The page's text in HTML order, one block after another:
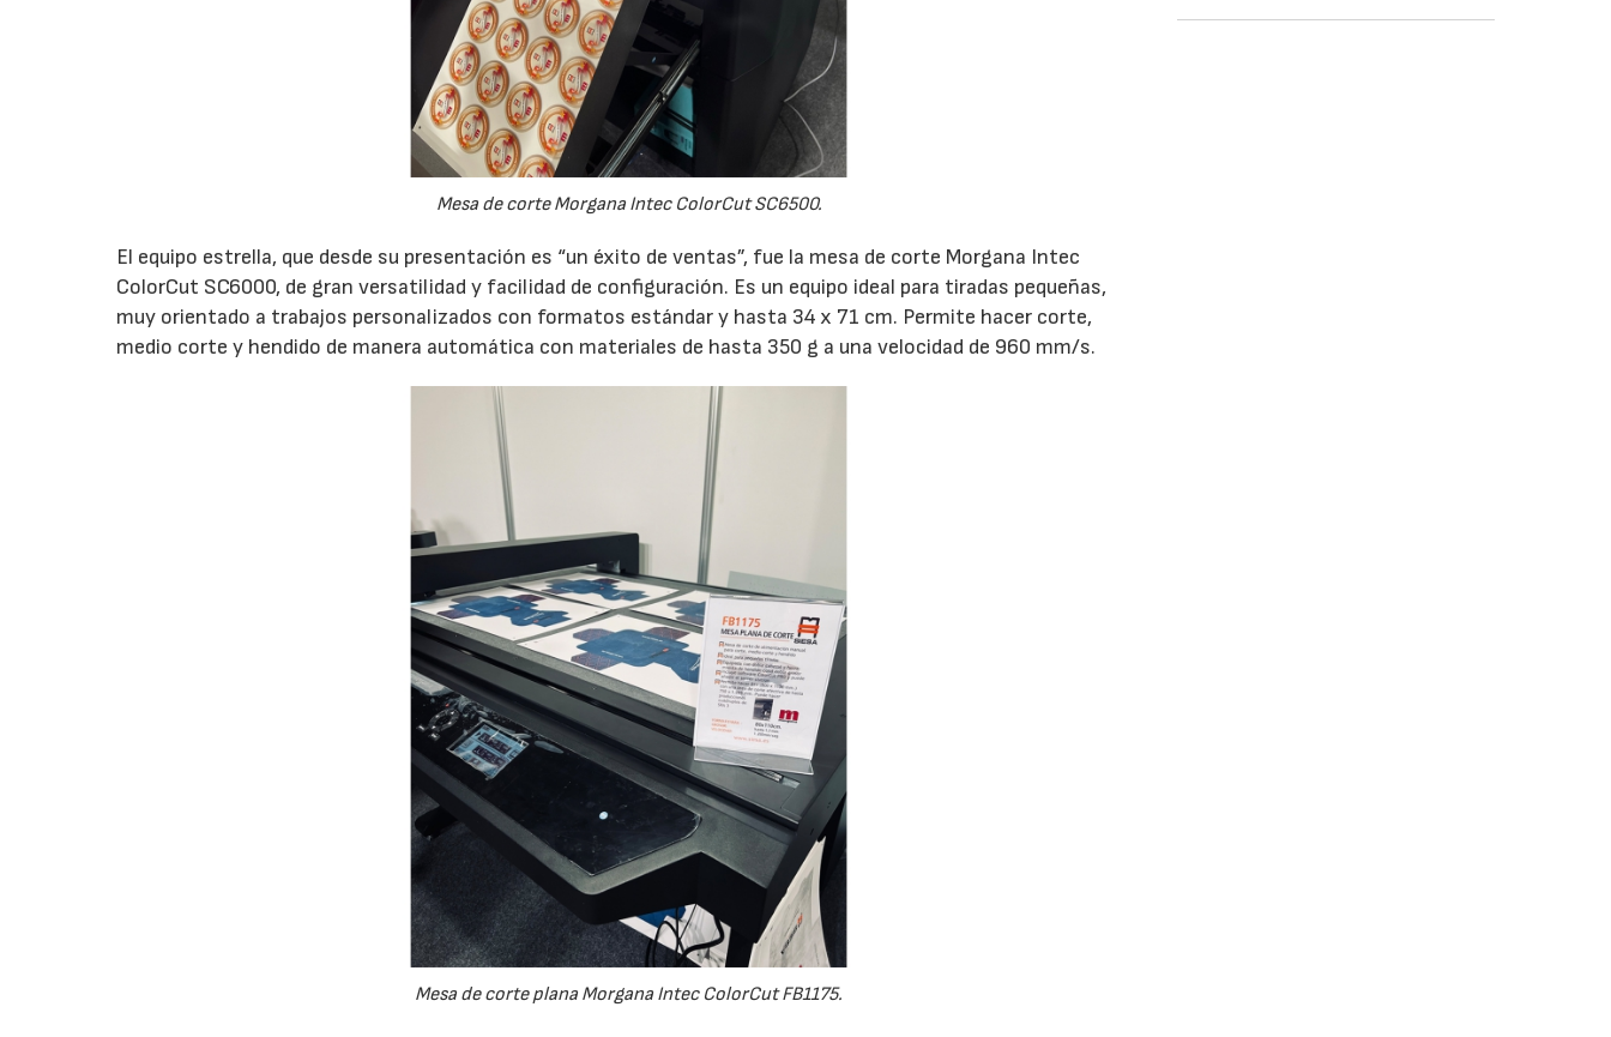
Mesa de corte Morgana Intec ColorCut SC6500.
El equipo estrella, que desde su presentación es “un éxito de ventas”, fue la mesa de corte Morgana Intec
ColorCut SC6000, de gran versatilidad y facilidad de configuración. Es un equipo ideal para tiradas pequeñas,
muy orientado a trabajos personalizados con formatos estándar y hasta 34 x 71 cm. Permite hacer corte,
medio corte y hendido de manera automática con materiales de hasta 350 g a una velocidad de 960 mm/s.
Mesa de corte plana Morgana Intec ColorCut FB1175.